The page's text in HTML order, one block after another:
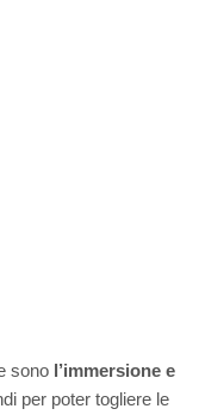
sono l’immersione e
per poter togliere le